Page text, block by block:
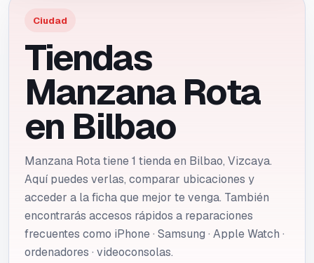
Ciudad
Tiendas
Manzana Rota
en Bilbao
Manzana Rota tiene 1 tienda en Bilbao, Vizcaya.
Aquí puedes verlas, comparar ubicaciones y
acceder a la ficha que mejor te venga. También
encontrarás accesos rápidos a reparaciones
frecuentes como iPhone · Samsung · Apple Watch ·
ordenadores · videoconsolas.